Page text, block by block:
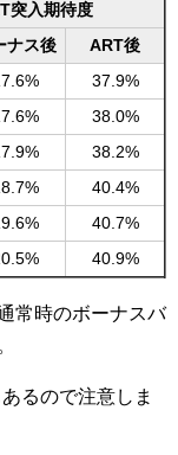
突入期待度
ナス後
ART後
37.9%
38.0%
38.2%
40.4%
40.7%
40.9%
常時のボーナスバ
るので注意しま